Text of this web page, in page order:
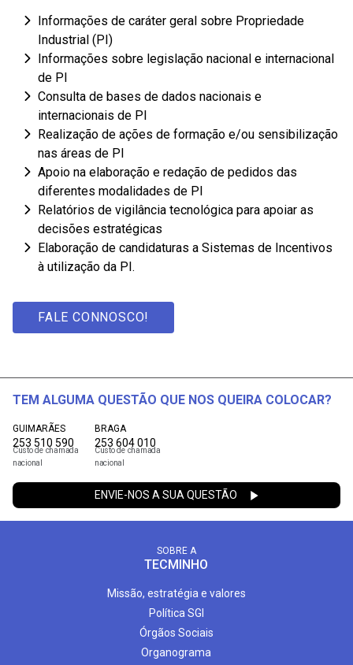
Informações de caráter geral sobre Propriedade
Industrial (PI)
Informações sobre legislação nacional e internacional
de PI
Consulta de bases de dados nacionais e
internacionais de PI
Realização de ações de formação e/ou sensibilização
nas áreas de PI
Apoio na elaboração e redação de pedidos das
diferentes modalidades de PI
Relatórios de vigilância tecnológica para apoiar as
decisões estratégicas
Elaboração de candidaturas a Sistemas de Incentivos
à utilização da PI.
FALE CONNOSCO!
TEM ALGUMA QUESTÃO QUE NOS QUEIRA COLOCAR?
GUIMARÃES
253 510 590
Custo de chamada
nacional
BRAGA
253 604 010
Custo de chamada
nacional
ENVIE-NOS A SUA QUESTÃO
SOBRE A
TECMINHO
Missão, estratégia e valores
Política SGI
Órgãos Sociais
Organograma